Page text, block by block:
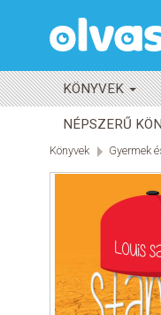
KÖNYVEK
NÉPSZERŰ
Könyvek Gyermek